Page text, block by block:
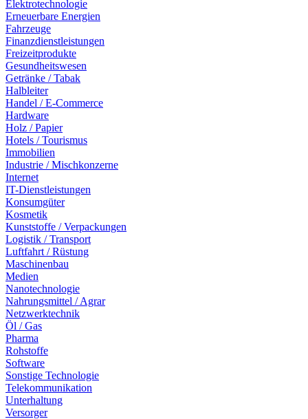
Elektrotechnologie
Erneuerbare Energien
Fahrzeuge
Finanzdienstleistungen
Freizeitprodukte
Gesundheitswesen
Getränke / Tabak
Halbleiter
Handel / E-Commerce
Hardware
Holz / Papier
Hotels / Tourismus
Immobilien
Industrie / Mischkonzerne
Internet
IT-Dienstleistungen
Konsumgüter
Kosmetik
Kunststoffe / Verpackungen
Logistik / Transport
Luftfahrt / Rüstung
Maschinenbau
Medien
Nanotechnologie
Nahrungsmittel / Agrar
Netzwerktechnik
Öl / Gas
Pharma
Rohstoffe
Software
Sonstige Technologie
Telekommunikation
Unterhaltung
Versorger